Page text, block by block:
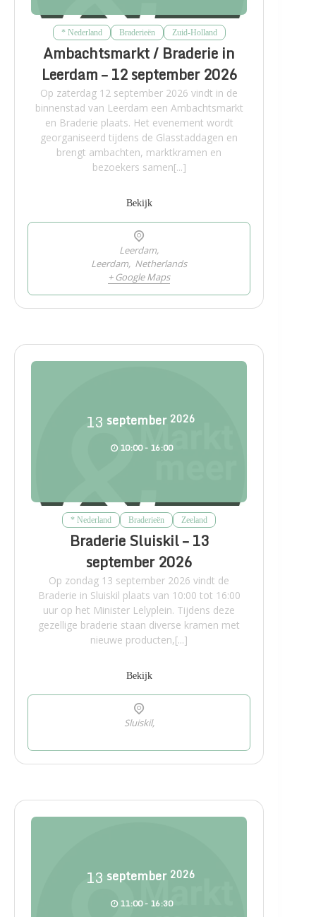
* Nederland Braderieën Zuid-Holland
Ambachtsmarkt / Braderie in
Leerdam – 12 september 2026
Op zaterdag 12 september 2026 vindt in de
binnenstad van Leerdam een Ambachtsmarkt
en Braderie plaats. Het evenement wordt
georganiseerd tijdens de Glasstaddagen en
brengt ambachten, marktkramen en
bezoekers samen[...]
Bekijk
Leerdam,
Leerdam, Netherlands
+ Google Maps
13 september 2026
10:00 - 16:00
* Nederland Braderieën Zeeland
Braderie Sluiskil – 13
september 2026
Op zondag 13 september 2026 vindt de
Braderie in Sluiskil plaats van 10:00 tot 16:00
uur op het Minister Lelyplein. Tijdens deze
gezellige braderie staan diverse kramen met
nieuwe producten,[...]
Bekijk
Sluiskil,
13 september 2026
11:00 - 16:30